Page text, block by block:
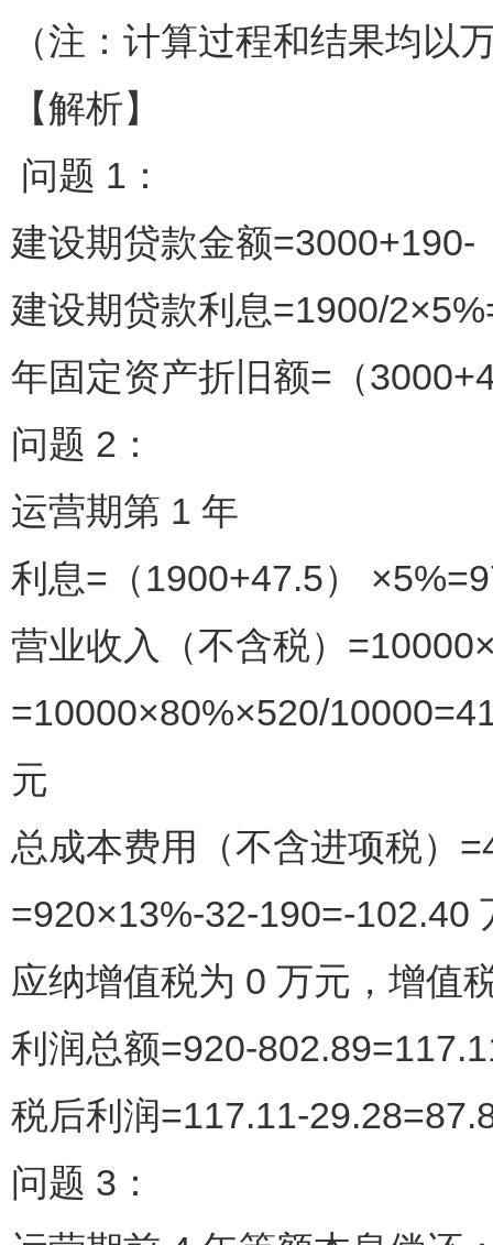
（注：计算过程和结果均以
【解析】
问题 1：
建设期贷款金额
建设期贷款利息=1900/
年固定资产折旧额=（
问题 2：
运营期第 1 年
利息=（1900+47.5）
营业收入（不含税）
=10000×80%×520/
元
总成本费用（不含进项税）
=920×13%-32-190=-102.40
应纳增值税为 0 万元，增值
利润总额=920-
税后利润=117.11-
问题 3：